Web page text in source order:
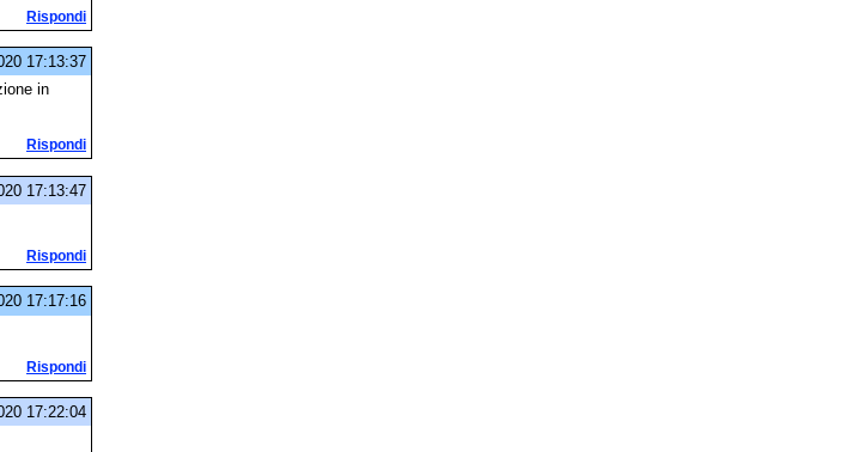
Rispondi
17:13:37
in
Rispondi
17:13:47
Rispondi
17:17:16
Rispondi
17:22:04